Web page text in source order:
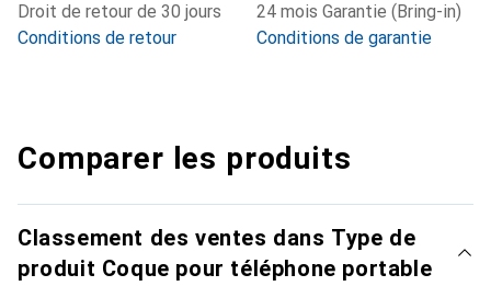
Droit de retour de 30 jours
Conditions de retour
24 mois Garantie (Bring-in)
Conditions de garantie
Comparer les produits
Classement des ventes dans Type de
produit Coque pour téléphone portable